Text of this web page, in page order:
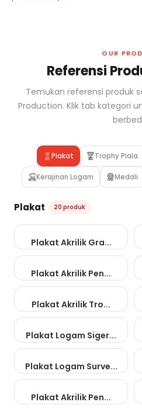
OUR
Referensi
Temukan referensi produk
Production. Klik tab kategori
Plakat Trophy Piala
Kerajinan Logam Medali
Plakat 20 produk
Plakat Akrilik Gra...
Plakat Akrilik Pen...
Plakat Akrilik Tro...
Plakat Logam Siger...
Plakat Logam Surve...
Plakat Akrilik Pen...